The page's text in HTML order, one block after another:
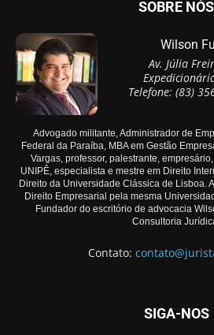
SOBRE NÓS
Wilson
Av. Júlia
Telefone: (83)
Advogado militante, Administrador de
Federal da Paraíba, MBA em Gestão
Vargas, professor, palestrante,
UNIPÊ, especialista e mestre em Direito
Direito da Universidade Clássica de Lisboa.
Direito Empresarial pela mesma
Fundador do escritório de advocacia
Consultoria
Contato:
SIGA-NOS